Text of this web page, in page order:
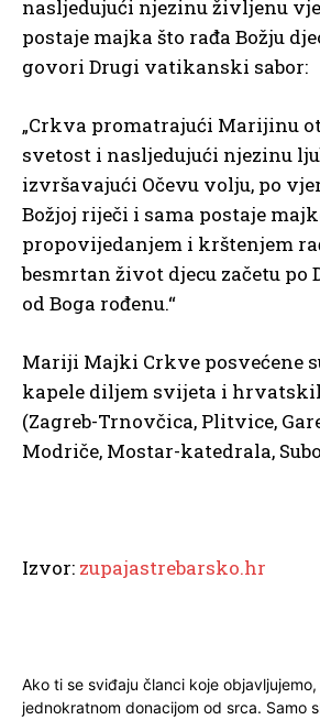
nasljedujući njezinu življenu
postaje majka što rađa Božju
govori Drugi vatikanski sabor:
„Crkva promatrajući Marijinu
svetost i nasljedujući njezinu
izvršavajući Očevu volju, po
Božjoj riječi i sama postaje
propovijedanjem i krštenjem
besmrtan život djecu začetu po
od Boga rođenu.“
Mariji Majki Crkve posvećene
kapele diljem svijeta i
(Zagreb-Trnovčica, Plitvice,
Modriče, Mostar-katedrala,
Izvor: zupajastrebarsko.hr
Ako ti se sviđaju članci koje
jednokratnom donacijom od srca. Samo